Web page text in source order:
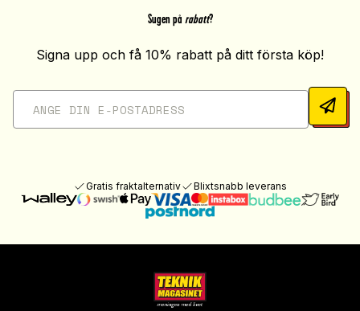
Sugen på rabatt?
Signa upp och få 10% rabatt på ditt första köp!
Gratis fraktalternativ Blixtsnabb leverans